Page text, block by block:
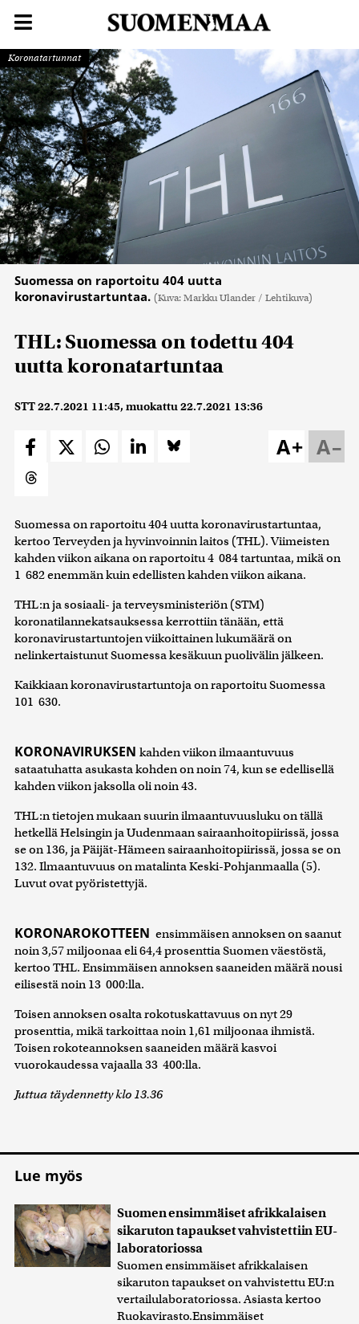
Koronatartunnat
Suomessa on raportoitu 404 uutta
koronavirustartuntaa. (Kuva: Markku Ulander / Lehtikuva)
THL: Suomessa on todettu 404
uutta koronatartuntaa
STT22.7.2021 11:45, muokattu22.7.2021 13:36
A–
A+
Suomessa on raportoitu 404 uutta koronavirustartuntaa,
kertoo Terveyden ja hyvinvoinnin laitos (THL). Viimeisten
kahden viikon aikana on raportoitu 4 084 tartuntaa, mikä on
1 682 enemmän kuin edellisten kahden viikon aikana.
THL:n ja sosiaali- ja terveysministeriön (STM)
koronatilannekatsauksessa kerrottiin tänään, että
koronavirustartuntojen viikoittainen lukumäärä on
nelinkertaistunut Suomessa kesäkuun puolivälin jälkeen.
Kaikkiaan koronavirustartuntoja on raportoitu Suomessa
101 630.
KORONAVIRUKSEN kahden viikon ilmaantuvuus
sataatuhatta asukasta kohden on noin 74, kun se edellisellä
kahden viikon jaksolla oli noin 43.
THL:n tietojen mukaan suurin ilmaantuvuusluku on tällä
hetkellä Helsingin ja Uudenmaan sairaanhoitopiirissä, jossa
se on 136, ja Päijät-Hämeen sairaanhoitopiirissä, jossa se on
132. Ilmaantuvuus on matalinta Keski-Pohjanmaalla (5).
Luvut ovat pyöristettyjä.
KORONAROKOTTEEN ensimmäisen annoksen on saanut
noin 3,57 miljoonaa eli 64,4 prosenttia Suomen väestöstä,
kertoo THL. Ensimmäisen annoksen saaneiden määrä nousi
eilisestä noin 13 000:lla.
Toisen annoksen osalta rokotuskattavuus on nyt 29
prosenttia, mikä tarkoittaa noin 1,61 miljoonaa ihmistä.
Toisen rokoteannoksen saaneiden määrä kasvoi
vuorokaudessa vajaalla 33 400:lla.
Juttua täydennetty klo 13.36
Lue myös
Suomen ensimmäiset afrikkalaisen
sikaruton tapaukset vahvistettiin EU-
laboratoriossa
Suomen ensimmäiset afrikkalaisen
sikaruton tapaukset on vahvistettu EU:n
vertailulaboratoriossa. Asiasta kertoo
Ruokavirasto.Ensimmäiset